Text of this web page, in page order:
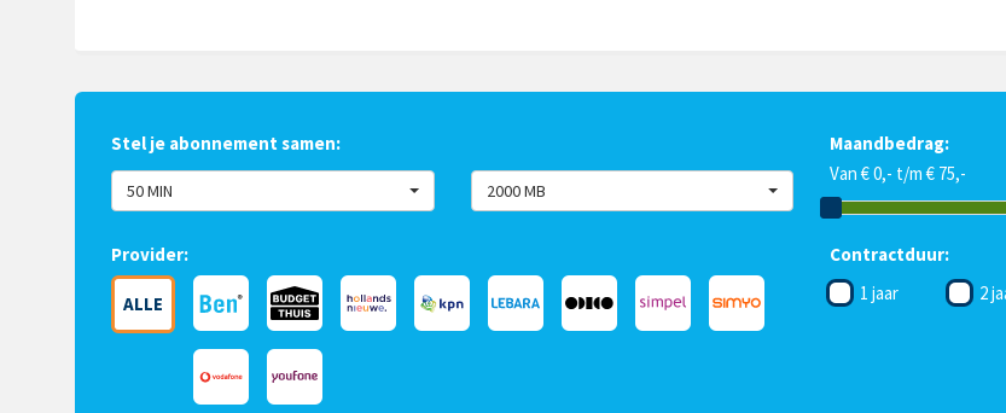
Stel je abonnement samen:
50 MIN 2000 MB
Maandbedrag:
Van € 0,- t/m € 75,-
Provider:
ALLE
Contractduur:
1 jaar
2